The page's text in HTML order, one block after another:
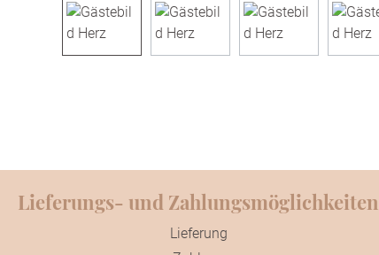
Lieferungs- und Zahlungsmöglichkeiten
Lieferung